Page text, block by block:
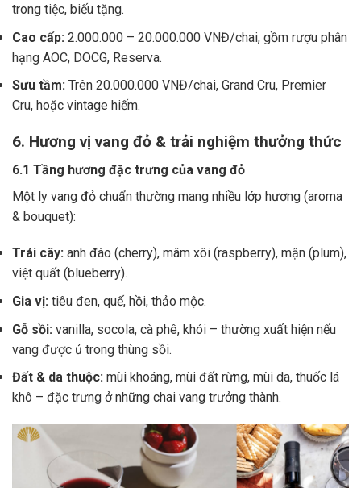
trong tiệc, biếu tặng.
Cao cấp: 2.000.000 – 20.000.000 VNĐ/chai, gồm rượu phân
hạng AOC, DOCG, Reserva.
Sưu tầm: Trên 20.000.000 VNĐ/chai, Grand Cru, Premier
Cru, hoặc vintage hiếm.
6. Hương vị vang đỏ & trải nghiệm thưởng thức
6.1 Tầng hương đặc trưng của vang đỏ
Một ly vang đỏ chuẩn thường mang nhiều lớp hương (aroma
& bouquet):
Trái cây: anh đào (cherry), mâm xôi (raspberry), mận (plum),
việt quất (blueberry).
Gia vị: tiêu đen, quế, hồi, thảo mộc.
Gỗ sồi: vanilla, socola, cà phê, khói – thường xuất hiện nếu
vang được ủ trong thùng sồi.
Đất & da thuộc: mùi khoáng, mùi đất rừng, mùi da, thuốc lá
khô – đặc trưng ở những chai vang trưởng thành.